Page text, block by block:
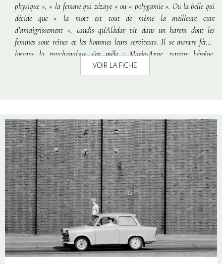
physique », « la femme qui zézaye » ou « polygamie ». Ou la belle qui
décide que « la mort est tout de même la meilleure cure
d’amaigrissement », tandis qu’Alàdar vit dans un harem dont les
femmes sont reines et les hommes leurs serviteurs. Il se montre féroce
lorsque la psychanalyse s’en mêle : Marie-Anne, pauvre héroïne,
amoureuse de Mérimé, l’amant du pôle Nord est ridiculisée devant son
enfant qui mord le chien enragé ou le mari cocu se jetant par la fenêtre.
toucher. La Ballade des hommes muets est une musique dont les paroles
ne demandent pas de réponse, mais dont les hommes comprennent la
mélodie.
VOIR LA FICHE